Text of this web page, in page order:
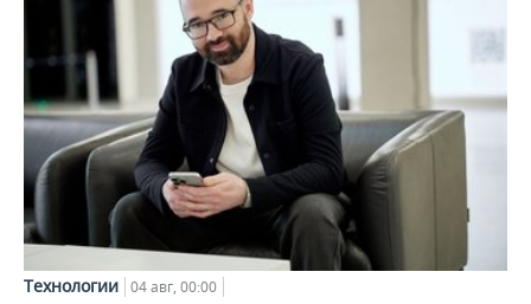
Технологии 04 авг, 00:00